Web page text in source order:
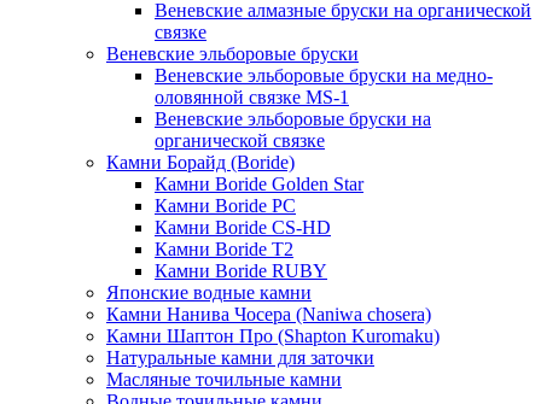
Веневские алмазные бруски на органической
связке
Веневские эльборовые бруски
Веневские эльборовые бруски на медно-
оловянной связке MS-1
Веневские эльборовые бруски на
органической связке
Камни Борайд (Boride)
Камни Boride Golden Star
Камни Boride PC
Камни Boride CS-HD
Камни Boride T2
Камни Boride RUBY
Японские водные камни
Камни Нанива Чосера (Naniwa chosera)
Камни Шаптон Про (Shapton Kuromaku)
Натуральные камни для заточки
Масляные точильные камни